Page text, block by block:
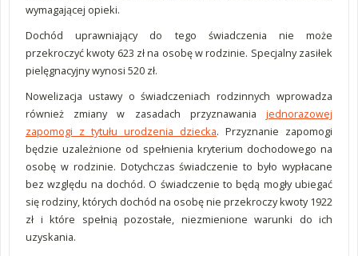
wymagającej opieki.
Dochód uprawniający do tego świadczenia nie może
przekroczyć kwoty 623 zł na osobę w rodzinie. Specjalny zasiłek
pielęgnacyjny wynosi 520 zł.
Nowelizacja ustawy o świadczeniach rodzinnych wprowadza
również zmiany w zasadach przyznawania jednorazowej
zapomogi z tytułu urodzenia dziecka. Przyznanie zapomogi
będzie uzależnione od spełnienia kryterium dochodowego na
osobę w rodzinie. Dotychczas świadczenie to było wypłacane
bez względu na dochód. O świadczenie to będą mogły ubiegać
się rodziny, których dochód na osobę nie przekroczy kwoty 1922
zł i które spełnią pozostałe, niezmienione warunki do ich
uzyskania.